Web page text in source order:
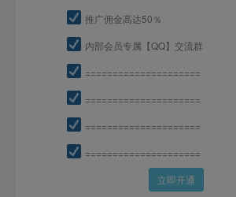
推广佣金高达50％
内部会员专属【QQ】交流群
=====================
=====================
=====================
=====================
立即开通